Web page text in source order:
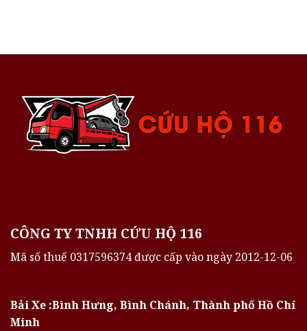
CÔNG TY TNHH CỨU HỘ 116
Mã số thuế 0317596374 được cấp vào ngày 2012-12-06
Bải Xe :Bình Hưng, Bình Chánh, Thành phố Hồ Chí
Minh